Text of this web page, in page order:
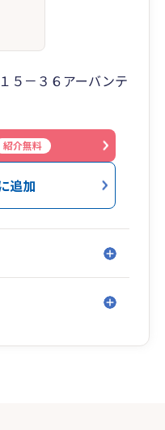
５－３６アーバンテ
紹介無料
追加